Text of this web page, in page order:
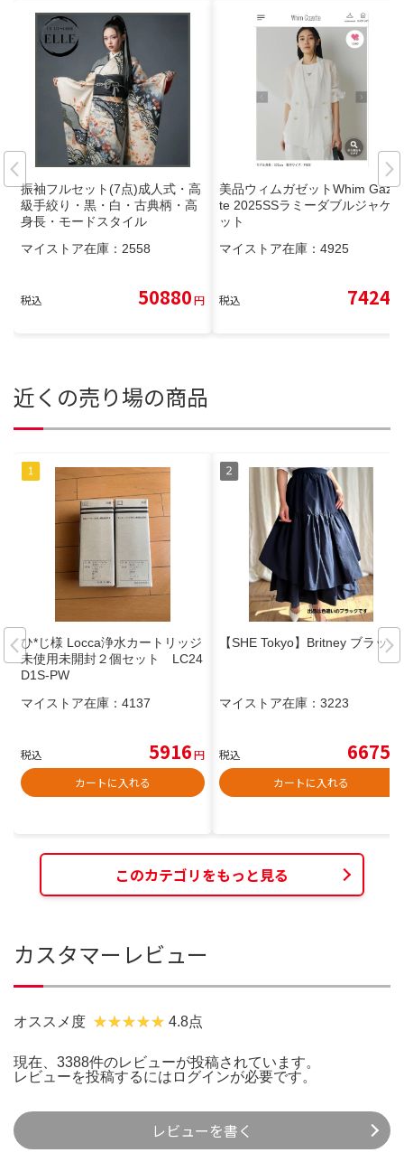
振袖フルセット(7点)成人式・高
級手絞り・黒・白・古典柄・高
身長・モードスタイル
マイストア在庫： 2558
税込 50880円
美品ウィムガゼットWhim Gazet
te 2025SSラミーダブルジャケ
ット
マイストア在庫： 4925
税込 7424
近くの売り場の商品
ひ*じ様 Locca浄水カートリッジ
未使用未開封２個セット LC24
D1S-PW
マイストア在庫： 4137
税込 5916円
カートに入れる
【SHE Tokyo】Britney ブラック
マイストア在庫： 3223
税込 6675
カートに入れる
このカテゴリをもっと見る
カスタマーレビュー
オススメ度 4.8点
現在、3388件のレビューが投稿されています。
レビューを投稿するには ログインが必要です。
レビューを書く